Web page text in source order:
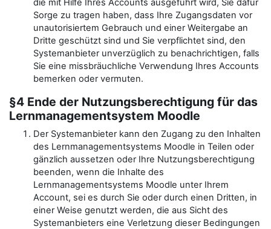
die mit Hilfe Ihres Accounts ausgeführt wird, Sie dafür
Sorge zu tragen haben, dass Ihre Zugangsdaten vor
unautorisiertem Gebrauch und einer Weitergabe an
Dritte geschützt sind und Sie verpflichtet sind, den
Systemanbieter unverzüglich zu benachrichtigen, falls
Sie eine missbräuchliche Verwendung Ihres Accounts
bemerken oder vermuten.
§4 Ende der Nutzungsberechtigung für das
Lernmanagementsystem Moodle
Der Systemanbieter kann den Zugang zu den Inhalten
des Lernmanagementsystems Moodle in Teilen oder
gänzlich aussetzen oder Ihre Nutzungsberechtigung
beenden, wenn die Inhalte des
Lernmanagementsystems Moodle unter Ihrem
Account, sei es durch Sie oder durch einen Dritten, in
einer Weise genutzt werden, die aus Sicht des
Systemanbieters eine Verletzung dieser Bedingungen